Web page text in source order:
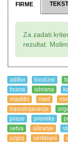
FIRME
Za zadati
rezultat.
aditivi biodizel
hrana
ishrana
mastitis
med
navodnjavanje
prase
premiks
setva
siliranje
uzgoj
vertiklani